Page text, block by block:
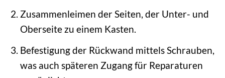
Zusammenleimen der Seiten, der Unter- und
Oberseite zu einem Kasten.
Befestigung der Rückwand mittels Schrauben,
was auch späteren Zugang für Reparaturen